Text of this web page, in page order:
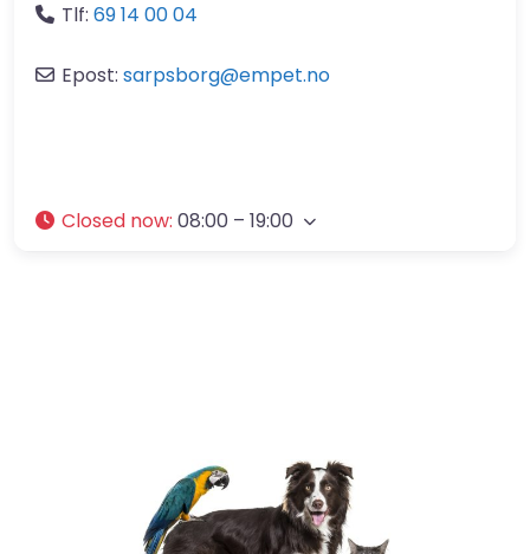
Tlf: 69 14 00 04
Epost: sarpsborg@empet.no
Closed now: 08:00 – 19:00